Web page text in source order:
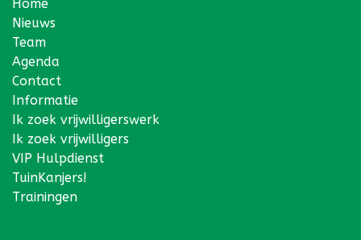
Home
Nieuws
Team
Agenda
Contact
Informatie
Ik zoek vrijwilligerswerk
Ik zoek vrijwilligers
VIP Hulpdienst
TuinKanjers!
Trainingen